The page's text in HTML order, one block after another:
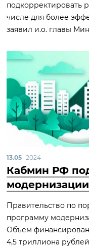
подкорректировать
числе для более
заявил и.о. главы
13.05 2024
Кабмин РФ
Правительство по
программу
Объем
4,5 триллиона